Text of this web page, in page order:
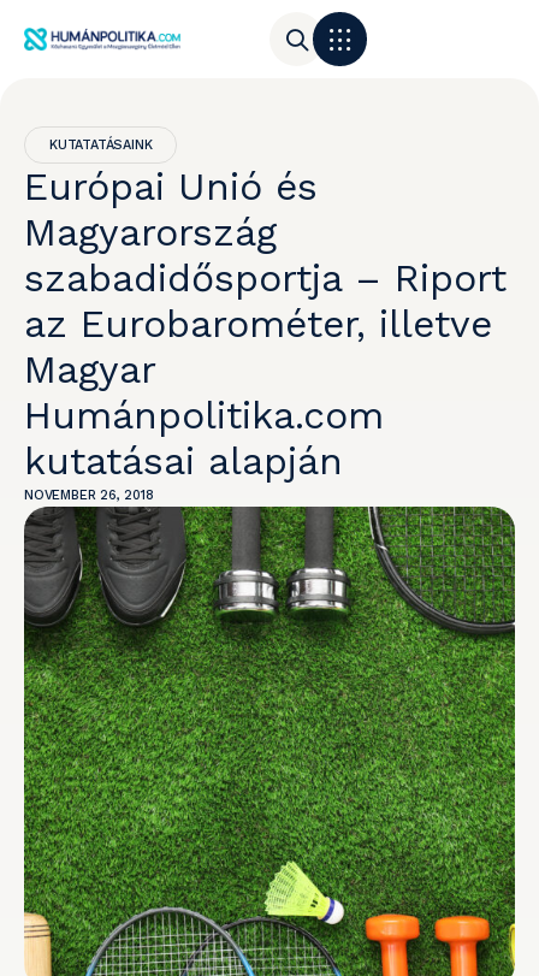
KUTATATÁSAINK
Európai Unió és
Magyarország
szabadidősportja – Riport
az Eurobarométer, illetve
Magyar
Humánpolitika.com
kutatásai alapján
NOVEMBER 26, 2018